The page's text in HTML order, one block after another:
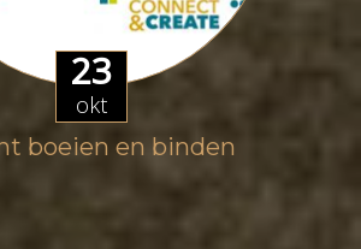
23
okt
boeien en binden